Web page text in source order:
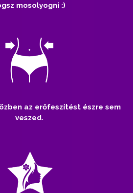
mosolyogni :)
az erőfeszítést észre sem
veszed.